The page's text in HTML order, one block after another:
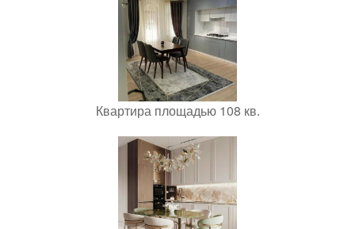
Квартира площадью 108 кв.